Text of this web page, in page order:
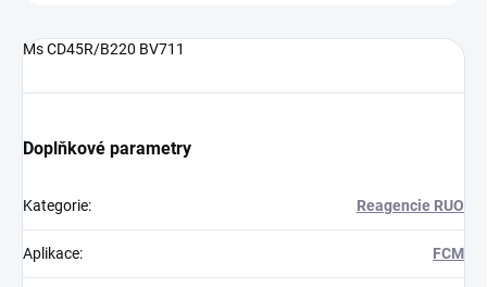
Ms CD45R/B220 BV711
Doplňkové parametry
Kategorie: Reagencie RUO
Aplikace: FCM